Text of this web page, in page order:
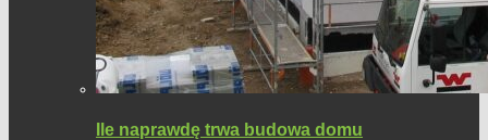
Ile naprawdę trwa budowa domu